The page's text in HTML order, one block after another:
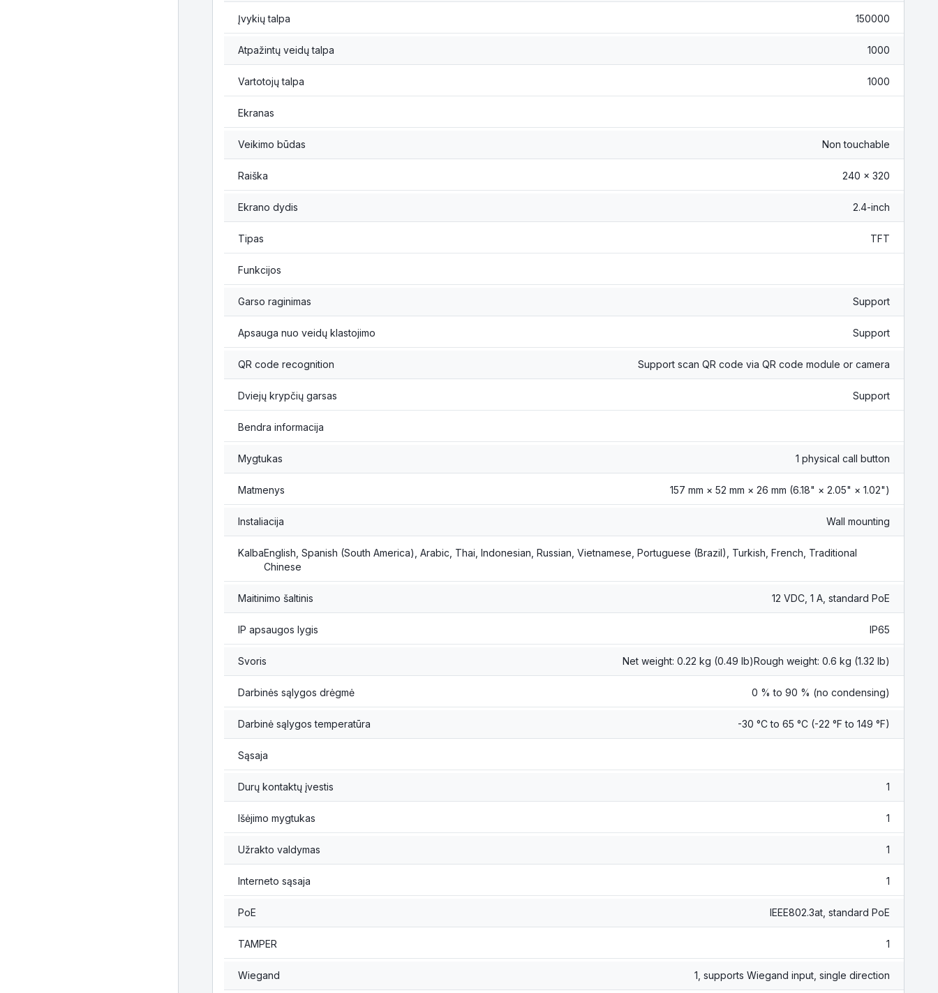
Įvykių talpa 150000
Atpažintų veidų talpa 1000
Vartotojų talpa 1000
Ekranas
Veikimo būdas Non touchable
Raiška 240 × 320
Ekrano dydis 2.4-inch
Tipas TFT
Funkcijos
Garso raginimas Support
Apsauga nuo veidų klastojimo Support
QR code recognition Support scan QR code via QR code module or camera
Dviejų krypčių garsas Support
Bendra informacija
Mygtukas 1 physical call button
Matmenys 157 mm × 52 mm × 26 mm (6.18" × 2.05" × 1.02")
Instaliacija Wall mounting
KalbaEnglish, Spanish (South America), Arabic, Thai, Indonesian, Russian, Vietnamese, Portuguese (Brazil), Turkish, French, Traditional
Chinese
Maitinimo šaltinis 12 VDC, 1 A, standard PoE
IP apsaugos lygis IP65
Svoris Net weight: 0.22 kg (0.49 lb)Rough weight: 0.6 kg (1.32 lb)
Darbinės sąlygos drėgmė 0 % to 90 % (no condensing)
Darbinė sąlygos temperatūra -30 °C to 65 °C (-22 °F to 149 °F)
Sąsaja
Durų kontaktų įvestis 1
Išėjimo mygtukas 1
Užrakto valdymas 1
Interneto sąsaja 1
PoE IEEE802.3at, standard PoE
TAMPER 1
Wiegand 1, supports Wiegand input, single direction